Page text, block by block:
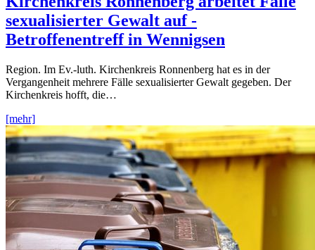
sexualisierter Gewalt auf -
Betroffenentreff in Wennigsen
Region. Im Ev.-luth. Kirchenkreis Ronnenberg hat es in der
Vergangenheit mehrere Fälle sexualisierter Gewalt gegeben. Der
Kirchenkreis hofft, die…
[mehr]